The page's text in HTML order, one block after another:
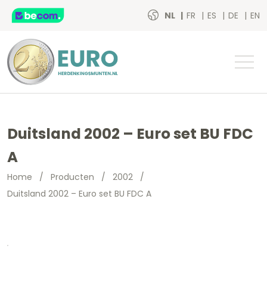
NL FR ES DE EN
Duitsland 2002 – Euro set BU FDC
A
Home / Producten / 2002 /
Duitsland 2002 – Euro set BU FDC A